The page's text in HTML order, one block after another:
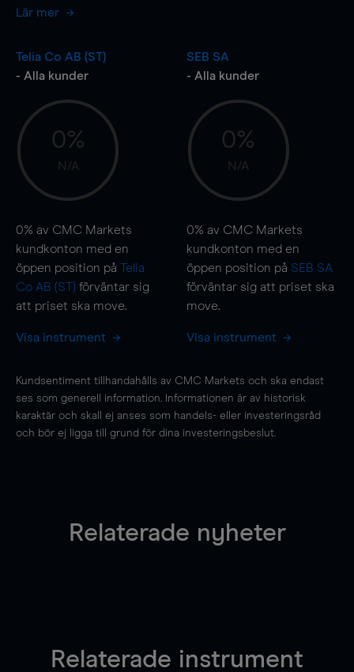
Lär mer
Telia Co AB (ST)
- Alla kunder
0%
N/A
0% av CMC Markets
kundkonton med en
öppen position på Telia
Co AB (ST) förväntar sig
att priset ska move.
Visa instrument
SEB SA
- Alla kunder
0%
N/A
0% av CMC Markets
kundkonton med en
öppen position på SEB SA
förväntar sig att priset ska
move.
Visa instrument
Kundsentiment tillhandahålls av CMC Markets och ska endast
ses som generell information. Informationen är av historisk
karaktär och skall ej anses som handels- eller investeringsråd
och bör ej ligga till grund för dina investeringsbeslut.
Relaterade nyheter
Relaterade instrument